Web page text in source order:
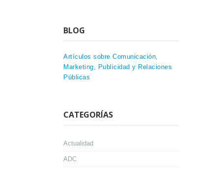
BLOG
Artículos sobre Comunicación,
Marketing, Publicidad y Relaciones
Públicas
CATEGORÍAS
Actualidad
ADC